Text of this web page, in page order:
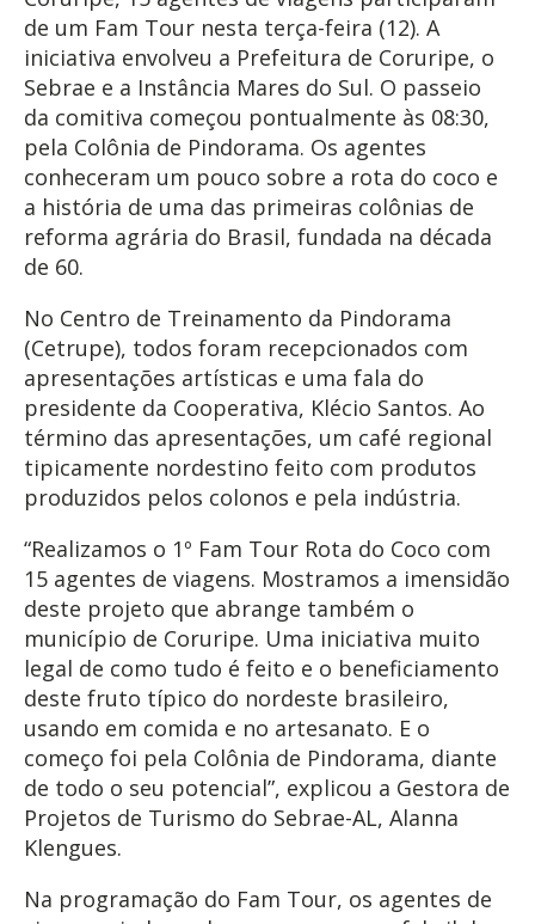
de um Fam Tour nesta terça-feira (12). A
iniciativa envolveu a Prefeitura de Coruripe, o
Sebrae e a Instância Mares do Sul. O passeio
da comitiva começou pontualmente às 08:30,
pela Colônia de Pindorama. Os agentes
conheceram um pouco sobre a rota do coco e
a história de uma das primeiras colônias de
reforma agrária do Brasil, fundada na década
de 60.
No Centro de Treinamento da Pindorama
(Cetrupe), todos foram recepcionados com
apresentações artísticas e uma fala do
presidente da Cooperativa, Klécio Santos. Ao
término das apresentações, um café regional
tipicamente nordestino feito com produtos
produzidos pelos colonos e pela indústria.
“Realizamos o 1º Fam Tour Rota do Coco com
15 agentes de viagens. Mostramos a imensidão
deste projeto que abrange também o
município de Coruripe. Uma iniciativa muito
legal de como tudo é feito e o beneficiamento
deste fruto típico do nordeste brasileiro,
usando em comida e no artesanato. E o
começo foi pela Colônia de Pindorama, diante
de todo o seu potencial”, explicou a Gestora de
Projetos de Turismo do Sebrae-AL, Alanna
Klengues.
Na programação do Fam Tour, os agentes de